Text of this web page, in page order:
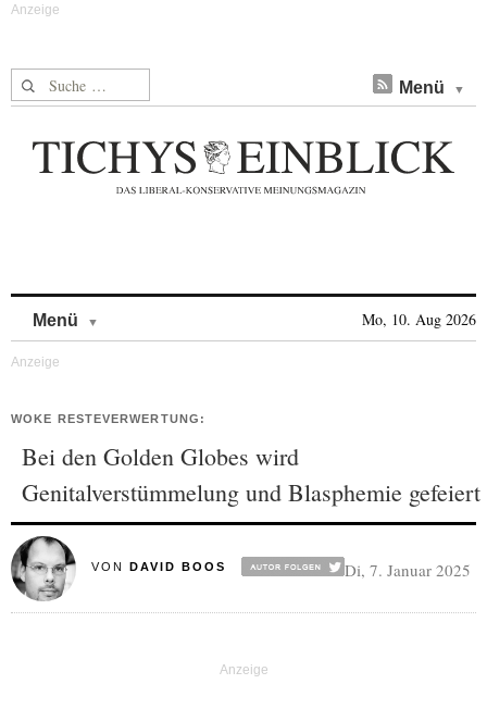
Suche nach: Menü
Menü Mo, 10. Aug 2026
WOKE RESTEVERWERTUNG:
Bei den Golden Globes wird
Genitalverstümmelung und Blasphemie gefeiert
VON DAVID BOOS Di, 7. Januar 2025